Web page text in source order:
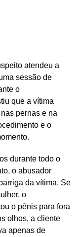
atendeu a
sessão de
o
que a vítima
pernas e na
e o
durante todo o
o abusador
da vítima. Se
o
o pênis para fora
olhos, a cliente
apenas de